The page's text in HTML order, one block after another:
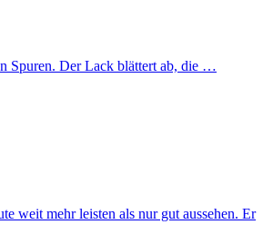
Spuren. Der Lack blättert ab, die …
weit mehr leisten als nur gut aussehen. Er